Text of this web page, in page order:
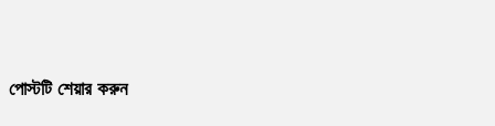
পোস্টটি শেয়ার করুন